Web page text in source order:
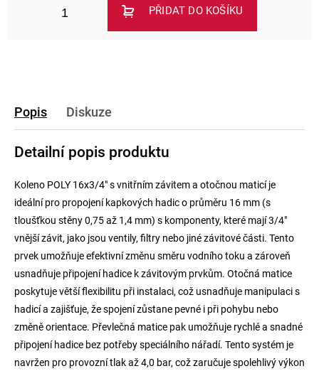
PŘIDAT DO KOŠÍKU
Popis Diskuze
Detailní popis produktu
Koleno POLY 16x3/4" s vnitřním závitem a otočnou maticí je
ideální pro propojení kapkových hadic o průměru 16 mm (s
tloušťkou stěny 0,75 až 1,4 mm) s komponenty, které mají 3/4"
vnější závit, jako jsou ventily, filtry nebo jiné závitové části. Tento
prvek umožňuje efektivní změnu směru vodního toku a zároveň
usnadňuje připojení hadice k závitovým prvkům. Otočná matice
poskytuje větší flexibilitu při instalaci, což usnadňuje manipulaci s
hadicí a zajišťuje, že spojení zůstane pevné i při pohybu nebo
změně orientace. Převlečná matice pak umožňuje rychlé a snadné
připojení hadice bez potřeby speciálního nářadí. Tento systém je
navržen pro provozní tlak až 4,0 bar, což zaručuje spolehlivý výkon